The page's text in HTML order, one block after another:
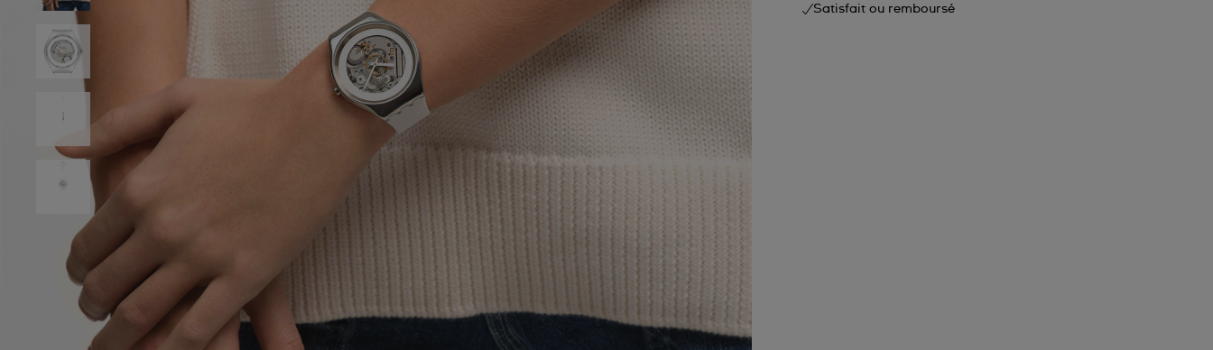
Satisfait ou remboursé